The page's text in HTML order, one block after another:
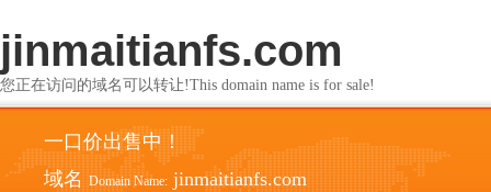
jinmaitianfs.com
您正在访问的域名可以转让!This domain name is for sale!
一口价出售中！
域名 Domain Name: jinmaitianfs.com